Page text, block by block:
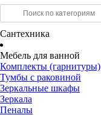
Сантехника
Мебель для ванной
Комплекты (гарнитуры)
Тумбы с раковиной
Зеркальные шкафы
Зеркала
Пеналы